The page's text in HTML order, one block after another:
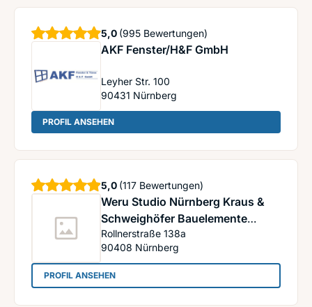
AKF Fenster/H&F GmbH
Leyher Str. 100
90431 Nürnberg
5,0 Sterne
(995 Bewertungen)
PROFIL ANSEHEN: AKF Fenster/H&F GmbH
Weru Studio Nürnberg Kraus &
Schweighöfer Bauelemente
GmbH
Rollnerstraße 138a
90408 Nürnberg
5,0 Sterne
(117 Bewertungen)
PROFIL ANSEHEN: Weru Studio Nürnberg Kraus & Schweighöfer